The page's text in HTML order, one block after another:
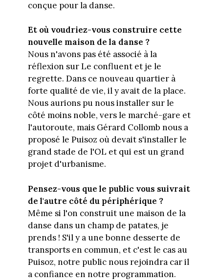
conçue pour la danse.
Et où voudriez-vous construire cette
nouvelle maison de la danse ?
Nous n'avons pas été associé à la
réflexion sur Le confluent et je le
regrette. Dans ce nouveau quartier à
forte qualité de vie, il y avait de la place.
Nous aurions pu nous installer sur le
côté moins noble, vers le marché-gare et
l'autoroute, mais Gérard Collomb nous a
proposé le Puisoz où devait s'installer le
grand stade de l'OL et qui est un grand
projet d'urbanisme.
Pensez-vous que le public vous suivrait
de l'autre côté du périphérique ?
Même si l'on construit une maison de la
danse dans un champ de patates, je
prends ! S'il y a une bonne desserte de
transports en commun, et c'est le cas au
Puisoz, notre public nous rejoindra car il
a confiance en notre programmation.